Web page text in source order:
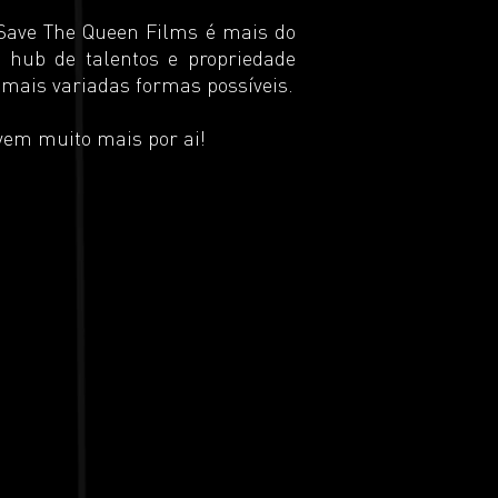
The Queen Films é mais do
de talentos e propriedade
variadas formas possíveis.
muito mais por ai!